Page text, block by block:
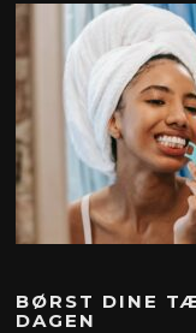
BØRST DINE
DAGEN